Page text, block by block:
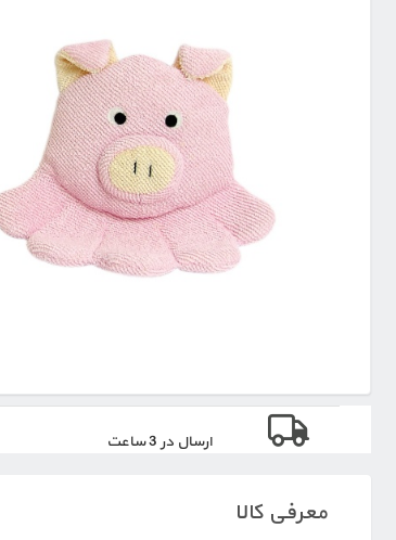
ارسال در 3 ساعت
معرفی کالا